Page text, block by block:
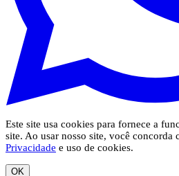
Este site usa cookies para fornece a
site. Ao usar nosso site, você concorda
Privacidade e uso de cookies.
OK